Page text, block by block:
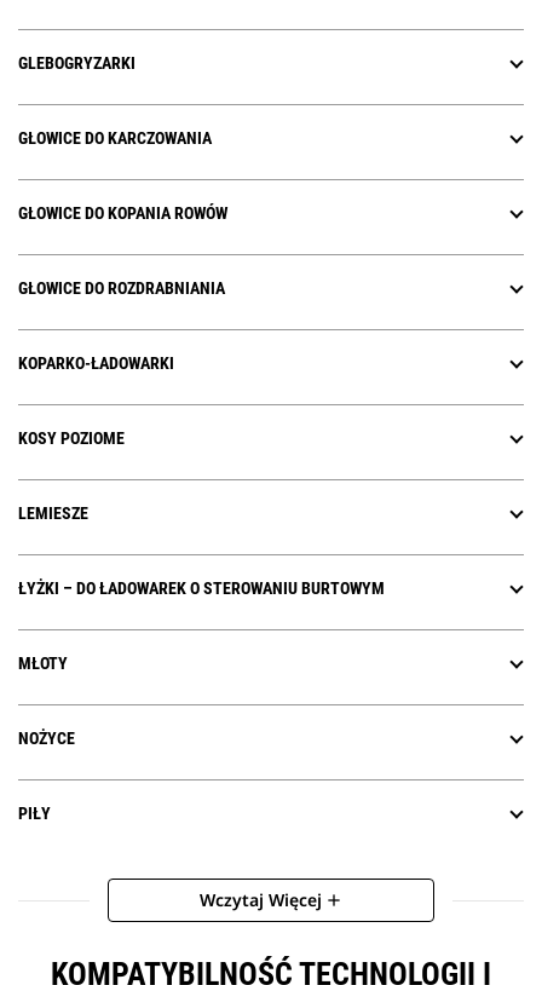
GLEBOGRYZARKI
GŁOWICE DO KARCZOWANIA
GŁOWICE DO KOPANIA ROWÓW
GŁOWICE DO ROZDRABNIANIA
KOPARKO-ŁADOWARKI
KOSY POZIOME
LEMIESZE
ŁYŻKI – DO ŁADOWAREK O STEROWANIU BURTOWYM
MŁOTY
NOŻYCE
PIŁY
Wczytaj Więcej add
KOMPATYBILNOŚĆ TECHNOLOGII I